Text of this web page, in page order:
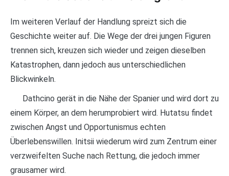
Im weiteren Verlauf der Handlung spreizt sich die
Geschichte weiter auf. Die Wege der drei jungen Figuren
trennen sich, kreuzen sich wieder und zeigen dieselben
Katastrophen, dann jedoch aus unterschiedlichen
Blickwinkeln.
Dathcino gerät in die Nähe der Spanier und wird dort zu
einem Körper, an dem herumprobiert wird. Hutatsu findet
zwischen Angst und Opportunismus echten
Überlebenswillen. Initsii wiederum wird zum Zentrum einer
verzweifelten Suche nach Rettung, die jedoch immer
grausamer wird.